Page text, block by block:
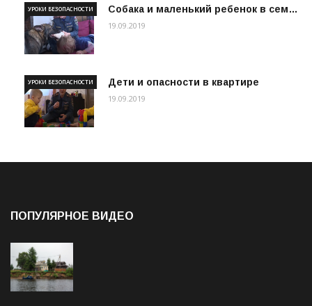
Собака и маленький ребенок в сем…
УРОКИ БЕЗОПАСНОСТИ
19.09.2019
Дети и опасности в квартире
УРОКИ БЕЗОПАСНОСТИ
19.09.2019
ПОПУЛЯРНОЕ ВИДЕО